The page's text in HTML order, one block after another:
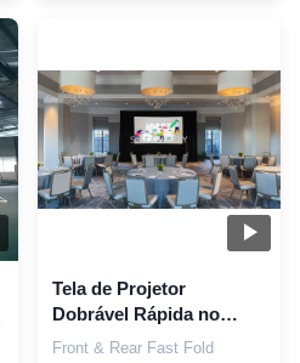
package delivers a flawless,
cinema-quality display ...
Tela de Projetor
Dobrável Rápida no
Formato 16:9 com
Front & Rear Fast Fold